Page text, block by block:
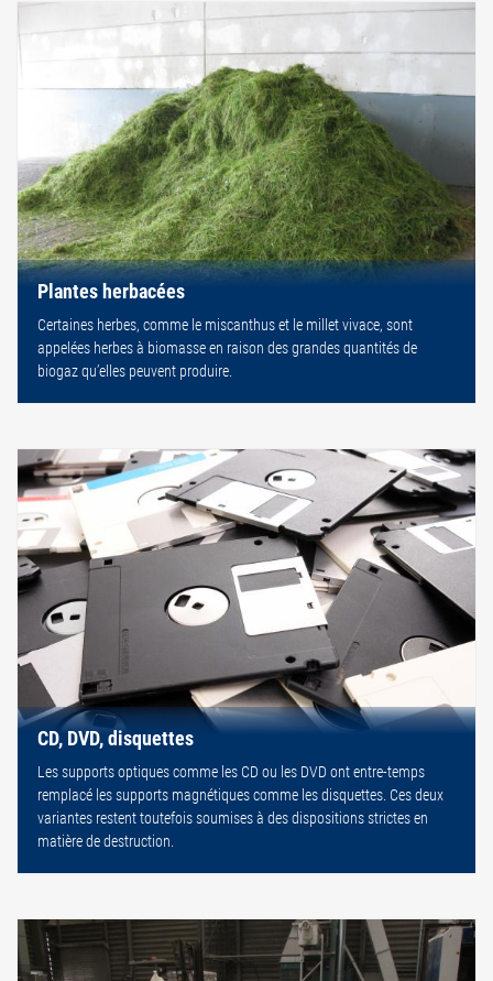
Plantes herbacées
Certaines herbes, comme le miscanthus et le millet vivace, sont
appelées herbes à biomasse en raison des grandes quantités de
biogaz qu’elles peuvent produire.
CD, DVD, disquettes
Les supports optiques comme les CD ou les DVD ont entre-temps
remplacé les supports magnétiques comme les disquettes. Ces deux
variantes restent toutefois soumises à des dispositions strictes en
matière de destruction.